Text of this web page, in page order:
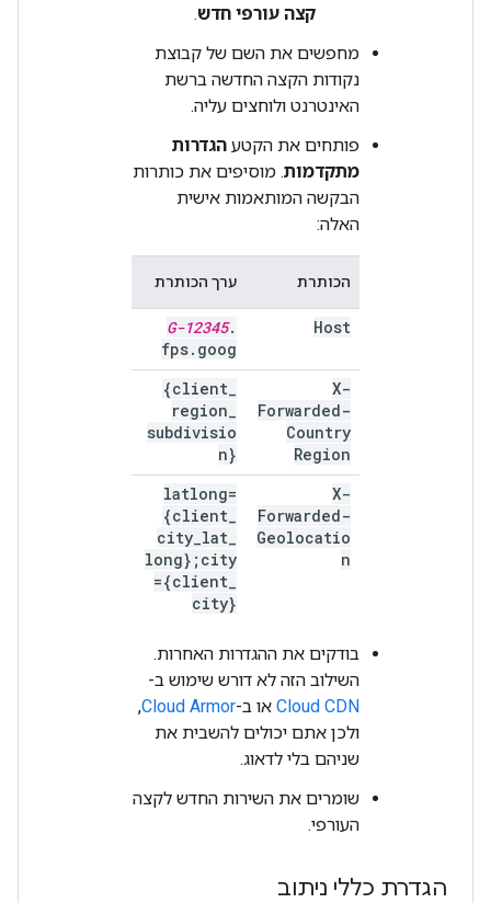
קצה עורפי חדש.
מחפשים את השם של קבוצת
נקודות הקצה החדשה ברשת
האינטרנט ולוחצים עליה.
פותחים את הקטע הגדרות
מתקדמות. מוסיפים את כותרות
הבקשה המותאמות אישית
האלה:
הכותרת ערך הכותרת
Host
G-12345.
fps. goog
X-
Forwarded-
Country
Region
{client
region
subdivisio
n}
X-
Forwarded-
Geolocatio
n
latlong=
{client
city lat
long};city
={client
city}
בודקים את ההגדרות האחרות.
השילוב הזה לא דורש שימוש ב-
Cloud CDN או ב-Cloud Armor
,
ולכן אתם יכולים להשבית את
שניהם בלי לדאוג.
שומרים את השירות החדש לקצה
העורפי.
הגדרת כללי ניתוב